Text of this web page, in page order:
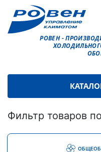
РОВЕН -
Фильтр товаров